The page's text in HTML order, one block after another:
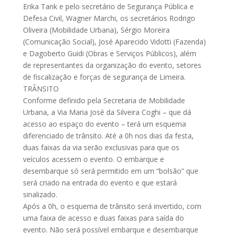
Erika Tank e pelo secretário de Segurança Pública e
Defesa Civil, Wagner Marchi, os secretários Rodrigo
Oliveira (Mobilidade Urbana), Sérgio Moreira
(Comunicação Social), José Aparecido Vidotti (Fazenda)
e Dagoberto Guidi (Obras e Serviços Públicos), além
de representantes da organização do evento, setores
de fiscalização e forças de segurança de Limeira.
TRÂNSITO
Conforme definido pela Secretaria de Mobilidade
Urbana, a Via Maria José da Silveira Coghi – que dá
acesso ao espaço do evento – terá um esquema
diferenciado de trânsito. Até a 0h nos dias da festa,
duas faixas da via serão exclusivas para que os
veículos acessem o evento. O embarque e
desembarque só será permitido em um “bolsão” que
será criado na entrada do evento e que estará
sinalizado.
Após a 0h, o esquema de trânsito será invertido, com
uma faixa de acesso e duas faixas para saída do
evento. Não será possível embarque e desembarque